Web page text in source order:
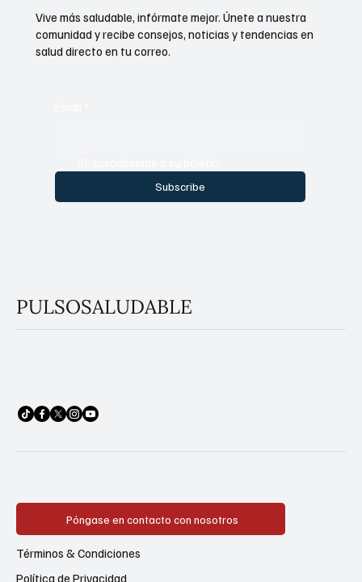
Subscribe
Vive más saludable, infórmate mejor. Únete a nuestra
comunidad y recibe consejos, noticias y tendencias en
salud directo en tu correo.
PULSOSALUDABLE
Póngase en contacto con nosotros
Política de Privacidad
Términos & Condiciones